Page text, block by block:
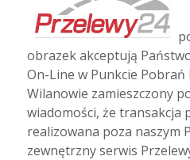
obrazek akceptują
On-Line w Punkcie Pobrań
Wilanowie zamieszczony
wiadomości, że transakcja
realizowana poza naszym
zewnętrzny serwis